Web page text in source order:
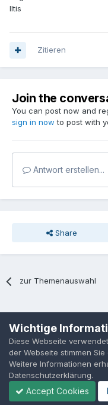
Iltis
Zitieren
Join the
You can post now and
sign in now to post with
Antwort erstellen...
Share
zur Themenauswahl
Wichtige
Diese Webseite verwendet
der Webseite stimmen
Weitere Informationen
Datenschutzerklärung.
Accept Cookies